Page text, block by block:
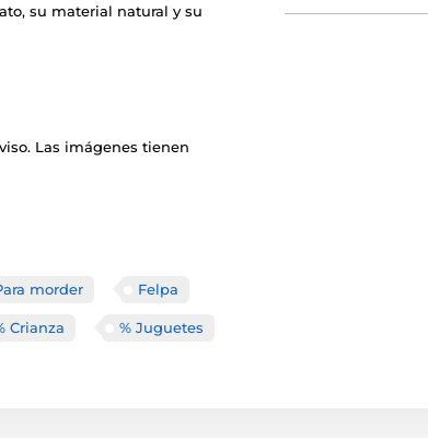
su material natural y su
Las imágenes tienen
morder Felpa
Crianza % Juguetes